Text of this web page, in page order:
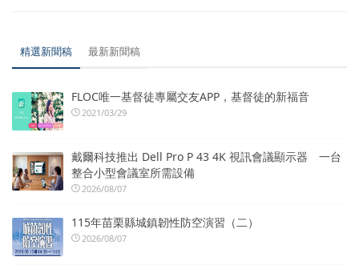
精選新聞稿 最新新聞稿
FLOC唯一基督徒專屬交友APP，基督徒的新福音
2021/03/29
戴爾科技推出 Dell Pro P 43 4K 視訊會議顯示器 一台
整合小型會議室所需設備
2026/08/07
115年苗栗縣城鎮韌性防空演習（二）
2026/08/07